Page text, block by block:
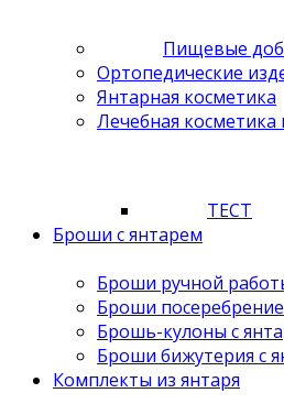
Пищевые
Ортопедические
Янтарная косметика
Лечебная косметика
ТЕСТ
Броши с янтарем
Броши ручной
Броши
Брошь-кулоны с
Броши бижутерия с
Комплекты из янтаря